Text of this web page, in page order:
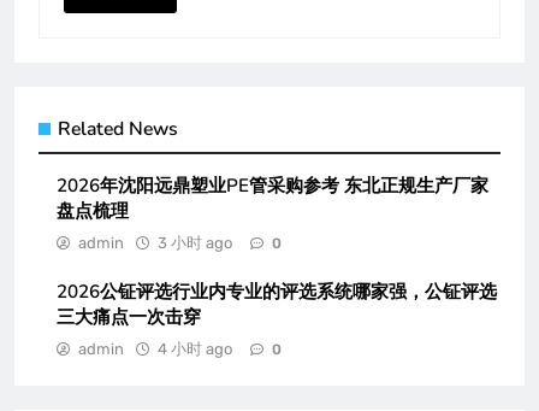
Related News
2026年沈阳远鼎塑业PE管采购参考 东北正规生产厂家
盘点梳理
admin 3 小时 ago 0
2026公钲评选行业内专业的评选系统哪家强，公钲评选
三大痛点一次击穿
admin 4 小时 ago 0